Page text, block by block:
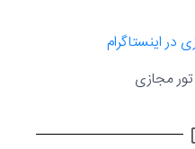
در اینستاگرام
مجازی